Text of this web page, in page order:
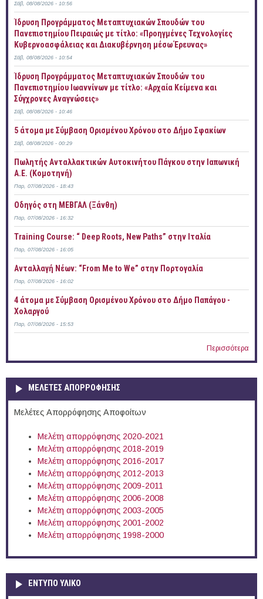
Σάβ, 08/08/2026 - 10:56
Ίδρυση Προγράμματος Μεταπτυχιακών Σπουδών του
Πανεπιστημίου Πειραιώς με τίτλο: «Προηγμένες Τεχνολογίες
Κυβερνοασφάλειας και Διακυβέρνηση μέσω Έρευνας»
Σάβ, 08/08/2026 - 10:54
Ίδρυση Προγράμματος Μεταπτυχιακών Σπουδών του
Πανεπιστημίου Ιωαννίνων με τίτλο: «Αρχαία Κείμενα και
Σύγχρονες Αναγνώσεις»
Σάβ, 08/08/2026 - 10:46
5 άτομα με Σύμβαση Ορισμένου Χρόνου στο Δήμο Σφακίων
Σάβ, 08/08/2026 - 00:29
Πωλητής Ανταλλακτικών Αυτοκινήτου Πάγκου στην Ιαπωνική
Α.Ε. (Κομοτηνή)
Παρ, 07/08/2026 - 18:43
Οδηγός στη ΜΕΒΓΑΛ (Ξάνθη)
Παρ, 07/08/2026 - 16:32
Training Course: “ Deep Roots, New Paths” στην Ιταλία
Παρ, 07/08/2026 - 16:05
Ανταλλαγή Νέων: “From Me to We” στην Πορτογαλία
Παρ, 07/08/2026 - 16:02
4 άτομα με Σύμβαση Ορισμένου Χρόνου στο Δήμο Παπάγου -
Χολαργού
Παρ, 07/08/2026 - 15:53
Περισσότερα
ΜΕΛΕΤΕΣ ΑΠΟΡΡΟΦΗΣΗΣ
Μελέτες Απορρόφησης Αποφοίτων
Μελέτη απορρόφησης 2020-2021
Μελέτη απορρόφησης 2018-2019
Μελέτη απορρόφησης 2016-2017
Μελέτη απορρόφησης 2012-2013
Μελέτη απορρόφησης 2009-2011
Μελέτη απορρόφησης 2006-2008
Μελέτη απορρόφησης 2003-2005
Μελέτη απορρόφησης 2001-2002
Μελέτη απορρόφησης 1998-2000
ΕΝΤΥΠΟ ΥΛΙΚΟ